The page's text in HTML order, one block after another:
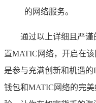
的网络服务。
通过以上详细且严
置MATIC网络，开启在
是参与充满创新和机遇
钱包和MATIC网络的完